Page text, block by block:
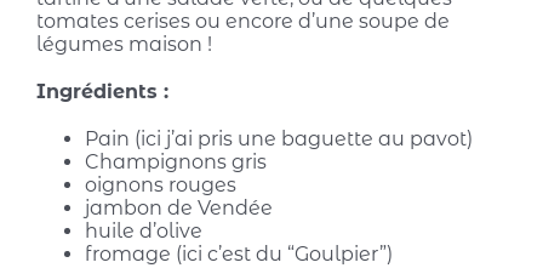
tomates cerises ou encore d’une soupe de
légumes maison !
Ingrédients :
Pain (ici j’ai pris une baguette au pavot)
Champignons gris
oignons rouges
jambon de Vendée
huile d’olive
fromage (ici c’est du “Goulpier”)